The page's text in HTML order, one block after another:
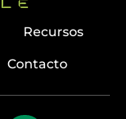
Recursos
Contacto